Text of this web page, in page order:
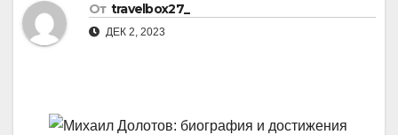
От travelbox27_
ДЕК 2, 2023